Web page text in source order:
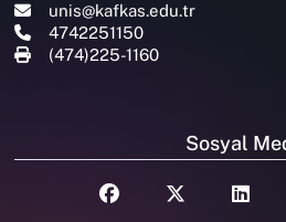
unis@kafkas.edu.tr
4742251150
(474)225-1160
Sosyal